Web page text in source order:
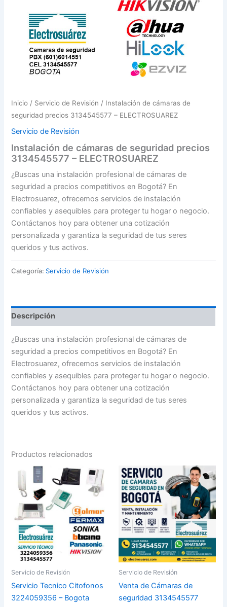
Inicio / Servicio de Revisión / Instalación de cámaras de
seguridad precios 3134545577 – ELECTROSUAREZ
Servicio de Revisión
Instalación de cámaras de seguridad precios
3134545577 – ELECTROSUAREZ
¿Buscas una instalación profesional de cámaras de
seguridad a precios competitivos en Bogotá? En
Electrosuarez, ofrecemos servicios de instalación
confiables y asequibles para proteger tu hogar o negocio.
Contáctanos hoy para obtener una cotización
personalizada y garantiza la seguridad de tus seres
queridos y tus activos.
Categoría: Servicio de Revisión
Descripción
¿Buscas una instalación profesional de cámaras de
seguridad a precios competitivos en Bogotá? En
Electrosuarez, ofrecemos servicios de instalación
confiables y asequibles para proteger tu hogar o negocio.
Contáctanos hoy para obtener una cotización
personalizada y garantiza la seguridad de tus seres
queridos y tus activos.
Productos relacionados
Servicio de Revisión
Servicio Tecnico Citofonos
3224059356 – Bogota
Servicio de Revisión
Venta de Cámaras de
seguridad 3134545577